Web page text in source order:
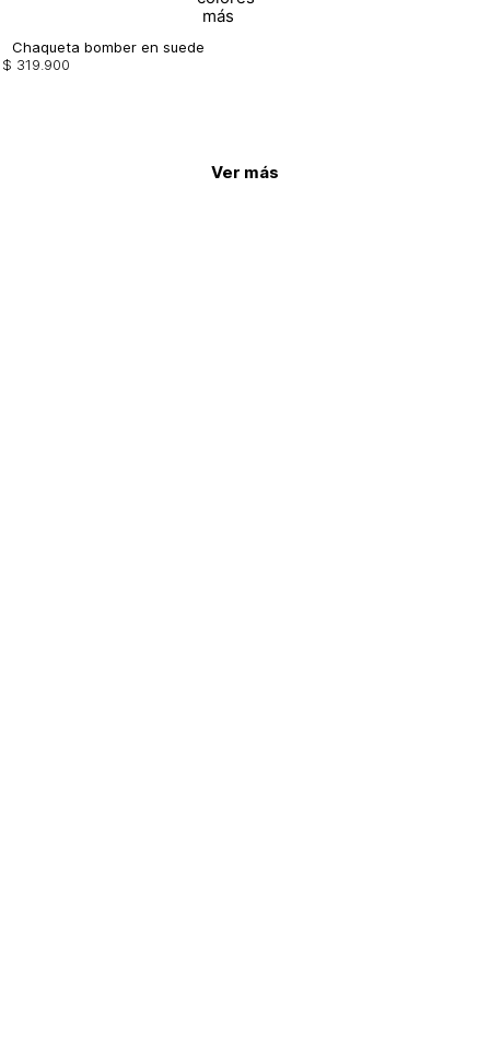
Chaqueta bomber en suede
$ 319 900
Ver más